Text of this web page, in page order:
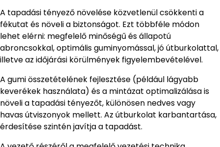
A tapadási tényező növelése közvetlenül csökkenti a
fékutat és növeli a biztonságot. Ezt többféle módon
lehet elérni: megfelelő minőségű és állapotú
abroncsokkal, optimális guminyomással, jó útburkolattal,
illetve az időjárási körülmények figyelembevételével.
A gumi összetételének fejlesztése (például lágyabb
keverékek használata) és a mintázat optimalizálása is
növeli a tapadási tényezőt, különösen nedves vagy
havas útviszonyok mellett. Az útburkolat karbantartása,
érdesítése szintén javítja a tapadást.